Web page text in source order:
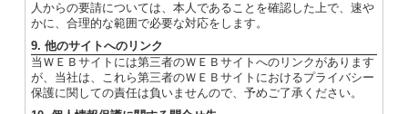
人からの要請については、本人であることを確認した上で、速や
かに、合理的な範囲で必要な対応をします。
9. 他のサイトへのリンク
当ＷＥＢサイトには第三者のＷＥＢサイトへのリンクがあります
が、当社は、これら第三者のＷＥＢサイトにおけるプライバシー
保護に関しての責任は負いませんので、予めご了承ください。